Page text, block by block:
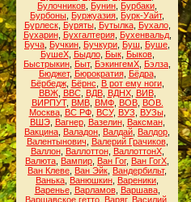
Булочников Бунин Бурбаки
Бурбоны Буржуазия Бурк-Уайт,
Бурлеск, Буряты, Бутылка, Бухало,
Бухарин, Бухгалтерия, Бухенвальд,
Буча Бучкин Бучкури Буш Буше
БушеХ, Быдло, Бык, Быков,
Быстрыкин Быт, БэкингемХ Бэлза
Бюджет, Бюрократия, Бёдра,
Бёрбедж, Бёрнс В рот ему ноги,
ВВЖ, ВВС, ВДВ, ВДНХ, ВИВ,
ВИРПУТ, ВМВ, ВМФ, ВОВ, ВОВ.
Москва, ВС РФ, ВСУ, ВУЗ ВУЗы,
ВШЭ, Вагнер, Вазелин, Ваксман,
Вакцина Валадон Валдай Валдор
Валентынович
Валерий Грачиков,
Валлон, Валлоттон, ВаллоттонХ,
Валюта Вампир Ван Гог, Ван ГогХ
Ван Клеве Ван Эйк Вандербильт,
Ванька Ванюшкин Вареники
Варенье, Варламов, Варшава,
Варшавское гетто Варяг, Василий